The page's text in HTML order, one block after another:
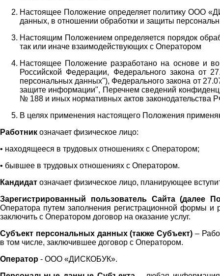
Настоящее Положение определяет политику ООО
данных, в отношении обработки и защиты
Настоящим Положением определяется порядок
так или иначе взаимодействующих с Оператором
Настоящее Положение разработано на основе и во
Российской Федерации, Федерального закона
персональных данных"), Федерального закона от
защите информации", Перечнем сведений
№ 188 и иных нормативных актов законодательства
В целях применения настоящего Положения
Работник означает физическое лицо:
• находящееся в трудовых отношениях с Оператором;
• бывшее в трудовых отношениях с Оператором.
Кандидат означает физическое лицо, планирующее
Зарегистрированный пользователь Сайта (далее
Оператора путем заполнения регистрационной формы и
заключить с Оператором договор на оказание услуг.
Субъект персональных данных (также Субъект) –
в том числе, заключившее договор с Оператором.
Оператор - ООО «ДИСКОБУК».